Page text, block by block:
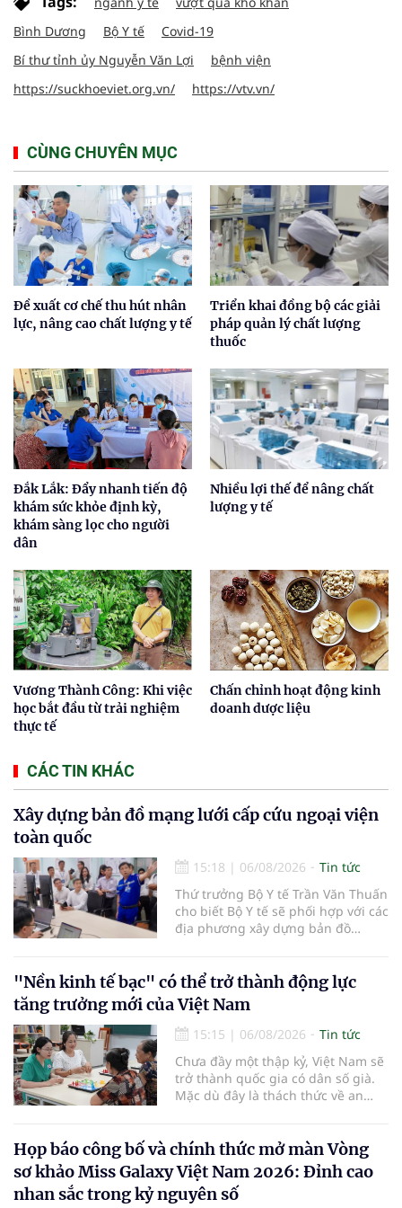
Bình Dương
Bộ Y tế
Covid-19
Bí thư tỉnh ủy Nguyễn Văn Lợi
bệnh viện
https://suckhoeviet.org.vn/
https://vtv.vn/
CÙNG CHUYÊN MỤC
Đề xuất cơ chế thu hút nhân
lực, nâng cao chất lượng y tế
Triển khai đồng bộ các giải
pháp quản lý chất lượng
thuốc
Đắk Lắk: Đẩy nhanh tiến độ
khám sức khỏe định kỳ,
khám sàng lọc cho người
dân
Nhiều lợi thế để nâng chất
lượng y tế
Vương Thành Công: Khi việc
học bắt đầu từ trải nghiệm
thực tế
Chấn chỉnh hoạt động kinh
doanh dược liệu
CÁC TIN KHÁC
Xây dựng bản đồ mạng lưới cấp cứu ngoại viện
toàn quốc
15:18 | 06/08/2026
Tin tức
Thứ trưởng Bộ Y tế Trần Văn Thuấn
cho biết Bộ Y tế sẽ phối hợp với các
địa phương xây dựng bản đồ
thiện cơ chế tài chính và đa dạng
hóa phương tiện nhằm nâng cao
năng lực cấp cứu trước viện trên
phạm vi cả nước.
"Nền kinh tế bạc" có thể trở thành động lực
tăng trưởng mới của Việt Nam
15:15 | 06/08/2026
Tin tức
Chưa đầy một thập kỷ, Việt Nam sẽ
trở thành quốc gia có dân số già.
Mặc dù đây là thách thức về an
có giá trị hàng tỷ USD.
Họp báo công bố và chính thức mở màn Vòng
sơ khảo Miss Galaxy Việt Nam 2026: Đỉnh cao
nhan sắc trong kỷ nguyên số